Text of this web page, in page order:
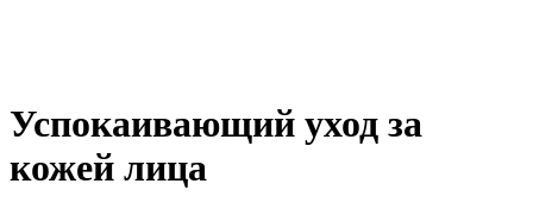
Успокаивающий уход за
кожей лица